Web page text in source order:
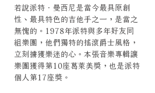
若說派特．曼西尼是當今最具原創
性、最具特色的吉他手之一，是當之
無愧的。1978年派特與多年好友同
組樂團，他們獨特的搖滾爵士風格，
立刻擄獲樂迷的心。本張音樂專輯讓
樂團獲得第10座葛萊美獎，也是派特
個人第17座獎。